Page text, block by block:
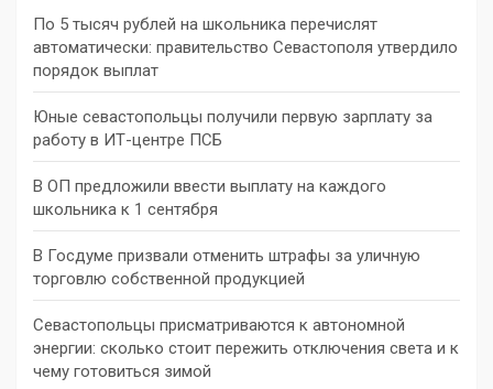
По 5 тысяч рублей на школьника перечислят
автоматически: правительство Севастополя утвердило
порядок выплат
Юные севастопольцы получили первую зарплату за
работу в ИТ-центре ПСБ
В ОП предложили ввести выплату на каждого
школьника к 1 сентября
В Госдуме призвали отменить штрафы за уличную
торговлю собственной продукцией
Севастопольцы присматриваются к автономной
энергии: сколько стоит пережить отключения света и к
чему готовиться зимой